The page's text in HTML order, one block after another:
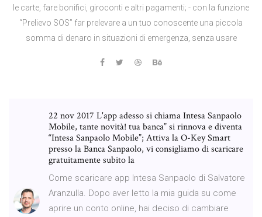
le carte, fare bonifici, giroconti e altri pagamenti; - con la funzione
“Prelievo SOS” far prelevare a un tuo conoscente una piccola
somma di denaro in situazioni di emergenza, senza usare
22 nov 2017 L'app adesso si chiama Intesa Sanpaolo
Mobile, tante novità! tua banca” si rinnova e diventa
“Intesa Sanpaolo Mobile”; Attiva la O-Key Smart
presso la Banca Sanpaolo, vi consigliamo di scaricare
gratuitamente subito la
Come scaricare app Intesa Sanpaolo di Salvatore
Aranzulla. Dopo aver letto la mia guida su come
aprire un conto online, hai deciso di cambiare